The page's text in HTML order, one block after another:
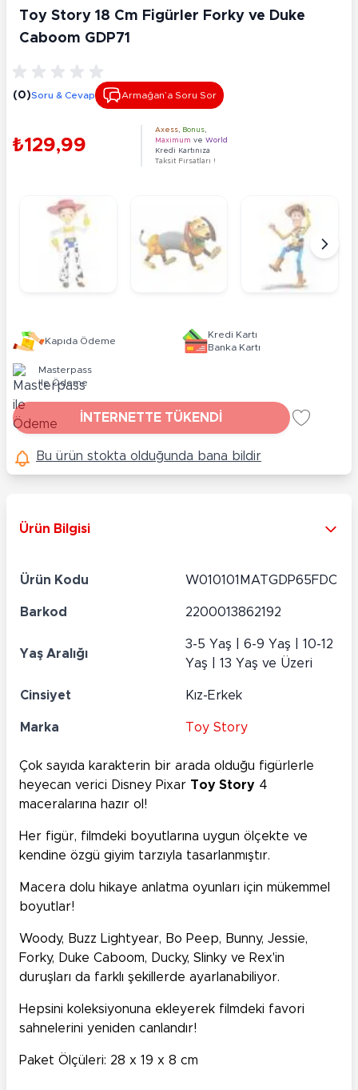
Toy Story 18 Cm Figürler Forky ve Duke
Caboom GDP71
(0)Soru & Cevap Armağan’a Soru Sor
₺129,99
Axess Bonus
Maximum ve World
Kredi Kartınıza
Taksit Fırsatları !
Kapıda Ödeme
Kredi Kartı
Banka Kartı
Masterpass
ile Ödeme
İNTERNETTE TÜKENDİ
Bu ürün stokta olduğunda bana bildir
Ürün Bilgisi
Ürün Kodu W010101MATGDP65FDC
Barkod 2200013862192
Yaş Aralığı
3-5 Yaş | 6-9 Yaş | 10-12
Yaş | 13 Yaş ve Üzeri
Cinsiyet Kız-Erkek
Marka Toy Story
Çok sayıda karakterin bir arada olduğu figürlerle
heyecan verici Disney Pixar Toy Story 4
maceralarına hazır ol!
Her figür, filmdeki boyutlarına uygun ölçekte ve
kendine özgü giyim tarzıyla tasarlanmıştır.
Macera dolu hikaye anlatma oyunları için mükemmel
boyutlar!
Woody, Buzz Lightyear, Bo Peep, Bunny, Jessie,
Forky, Duke Caboom, Ducky, Slinky ve Rex'in
duruşları da farklı şekillerde ayarlanabiliyor.
Hepsini koleksiyonuna ekleyerek filmdeki favori
sahnelerini yeniden canlandır!
Paket Ölçüleri: 28 x 19 x 8 cm